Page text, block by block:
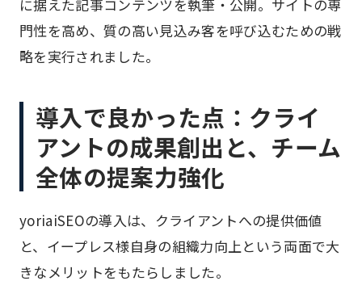
に据えた記事コンテンツを執筆・公開。サイトの専
門性を高め、質の高い見込み客を呼び込むための戦
略を実行されました。
導入で良かった点：クライ
アントの成果創出と、チーム
全体の提案力強化
yoriaiSEOの導入は、クライアントへの提供価値
と、イープレス様自身の組織力向上という両面で大
きなメリットをもたらしました。